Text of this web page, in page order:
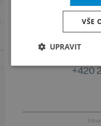
+420
+420
S
VŠE
UPRAVIT